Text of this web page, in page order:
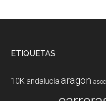
Footer
ETIQUETAS
10K andalucíaaragon